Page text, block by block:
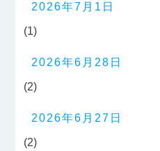
2026年7月1日
(1)
2026年6月28日
(2)
2026年6月27日
(2)